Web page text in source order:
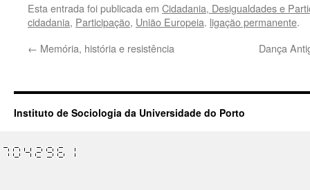
Esta entrada foi publicada em Cidadania, Desigualdades e
cidadania, Participação, União Europeia. ligação permanente.
← Memória, história e resistência Dança
Instituto de Sociologia da Universidade do Porto